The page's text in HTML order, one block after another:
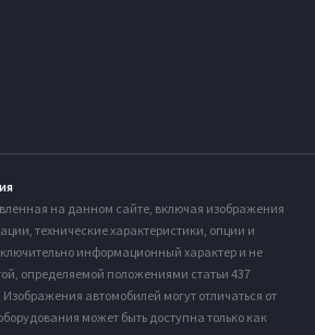
на данном сайте, включая изображения
технические характеристики, опции и
информационный характер и не
определяемой положениями статьи 437
автомобилей могут отличаться от
может быть доступна только как